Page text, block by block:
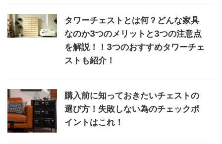
タワーチェストとは何？どんな家具
なのか3つのメリットと3つの注意点
を解説！！3つのおすすめタワーチェ
ストも紹介！
購入前に知っておきたいチェストの
選び方！失敗しない為のチェックポ
イントはこれ！